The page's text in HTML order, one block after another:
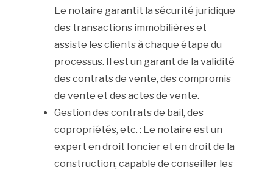
Le notaire garantit la sécurité juridique
des transactions immobilières et
assiste les clients à chaque étape du
processus. Il est un garant de la validité
des contrats de vente, des compromis
de vente et des actes de vente.
Gestion des contrats de bail, des
copropriétés, etc. : Le notaire est un
expert en droit foncier et en droit de la
construction, capable de conseiller les